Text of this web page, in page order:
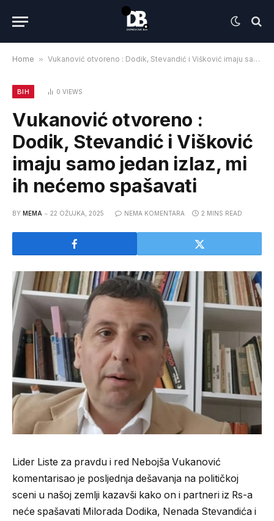
Home » Vukanović otvoreno : Dodik, Stevandić i Višković imaju samo jedan izlaz, mi ih nećemo spašavati
BIH 0 VIEWS
Vukanović otvoreno :
Dodik, Stevandić i Višković
imaju samo jedan izlaz, mi
ih nećemo spašavati
BY MEMA 22 OŽUJKA, 2025 NEMA KOMENTARA 2 MINS READ
Lider Liste za pravdu i red Nebojša Vukanović
komentarisao je posljednja dešavanja na političkoj
sceni u našoj zemlji kazavši kako on i partneri iz Rs-a
neće spašavati Milorada Dodika, Nenada Stevandića i